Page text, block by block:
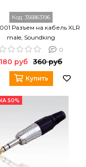
Код: 356863196
Разъем на кабель XLR
male, Soundking
0
180 руб 360 руб
Купить
50%